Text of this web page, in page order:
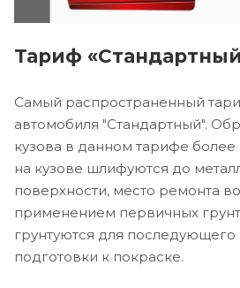
Тариф
Самый распространенный
автомобиля "Стандартный".
кузова в данном тарифе более
на кузове шлифуются до
поверхности, место ремонта
применением первичных
грунтуются для
подготовки к покраске.